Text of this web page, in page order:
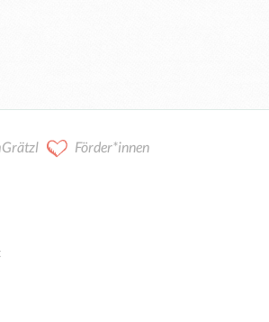
Förder*innen